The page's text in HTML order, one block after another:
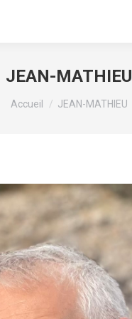
JEAN-MATHIEU
Vous êtes ici :
Accueil JEAN-MATHIEU